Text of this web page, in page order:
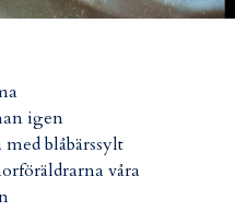
igen
med blåbärssylt
våra